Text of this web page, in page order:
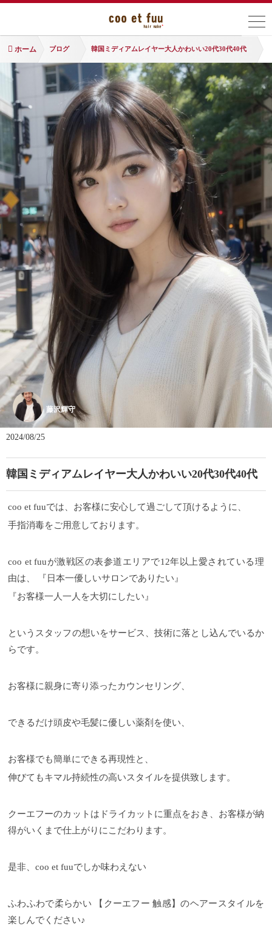
ホーム ブログ 韓国ミディアムレイヤー大人かわいい20代30代40代
藤沢輝守
2024/08/25
韓国ミディアムレイヤー大人かわいい20代30代40代
coo et fuuでは、お客様に安心して過ごして頂けるように、
手指消毒をご用意しております。
coo et fuuが激戦区の表参道エリアで12年以上愛されている理
由は、 『日本一優しいサロンでありたい』
『お客様一人一人を大切にしたい』
というスタッフの想いをサービス、技術に落とし込んでいるか
らです。
お客様に親身に寄り添ったカウンセリング、
できるだけ頭皮や毛髪に優しい薬剤を使い、
お客様でも簡単にできる再現性と、
伸びてもキマル持続性の高いスタイルを提供致します。
クーエフーのカットはドライカットに重点をおき、お客様が納
得がいくまで仕上がりにこだわります。
是非、coo et fuuでしか味わえない
ふわふわで柔らかい 【クーエフー 触感】のヘアースタイルを
楽しんでください♪